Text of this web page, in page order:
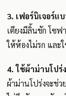
3. เฟอร์นิเจอร์
เตียงมีลิ้นชัก โซฟ
ให้ห้องไม่รก และ
4. ใช้ผ้าม่านโป
ผ้าม่านโปร่งจะช่